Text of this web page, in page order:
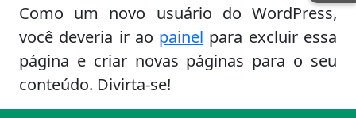
Como um novo usuário do WordPress,
você deveria ir ao painel para excluir essa
página e criar novas páginas para o seu
conteúdo. Divirta-se!